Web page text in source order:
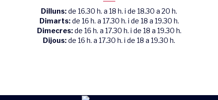
Dilluns:de 16.30 h. a 18 h. i de 18.30 a 20 h.
Dimarts:de 16 h. a 17.30 h. i de 18 a 19.30 h.
Dimecres:de 16 h. a 17.30 h. i de 18 a 19.30 h.
Dijous:de 16 h. a 17.30 h. i de 18 a 19.30 h.